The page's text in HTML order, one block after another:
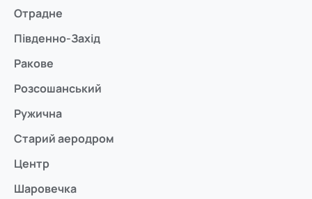
Отрадне
Південно-Захід
Ракове
Розсошанський
Ружична
Старий аеродром
Центр
Шаровечка